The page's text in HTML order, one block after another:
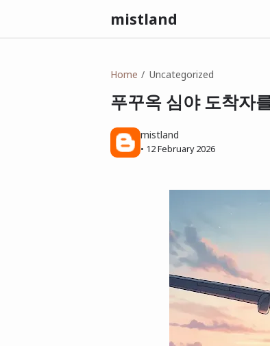
mistland
Home Uncategorized
푸꾸옥 심야 도착자
mistland
• 12 February 2026